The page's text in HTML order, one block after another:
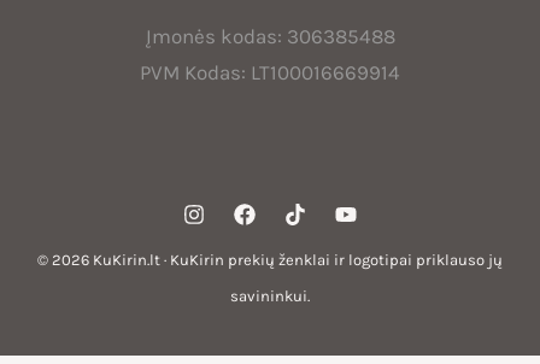
Įmonės kodas: 306385488
PVM Kodas: LT100016669914
© 2026 KuKirin.lt · KuKirin prekių ženklai ir logotipai priklauso jų
savininkui.